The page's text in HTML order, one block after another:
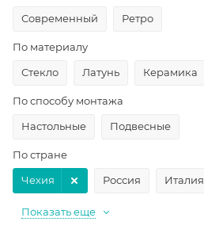
Современный
Ретро
По материалу
Стекло
Латунь Керамика
По способу монтажа
Настольные
Подвесные
По стране
Россия
Чехия Италия
Показать еще